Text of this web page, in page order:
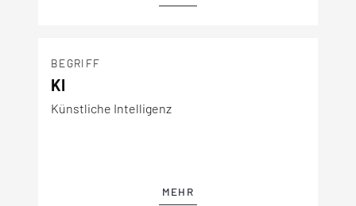
BEGRIFF
KI
Künstliche Intelligenz
MEHR